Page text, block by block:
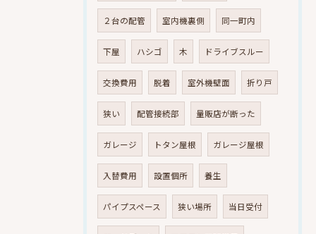
２台の配管 室内機裏側 同一町内
下屋 ハシゴ 木 ドライブスルー
交換費用 脱着 室外機壁面 折り戸
狭い 配管接続部 量販店が断った
ガレージ トタン屋根 ガレージ屋根
入替費用 設置個所 養生
パイプスペース 狭い場所 当日受付